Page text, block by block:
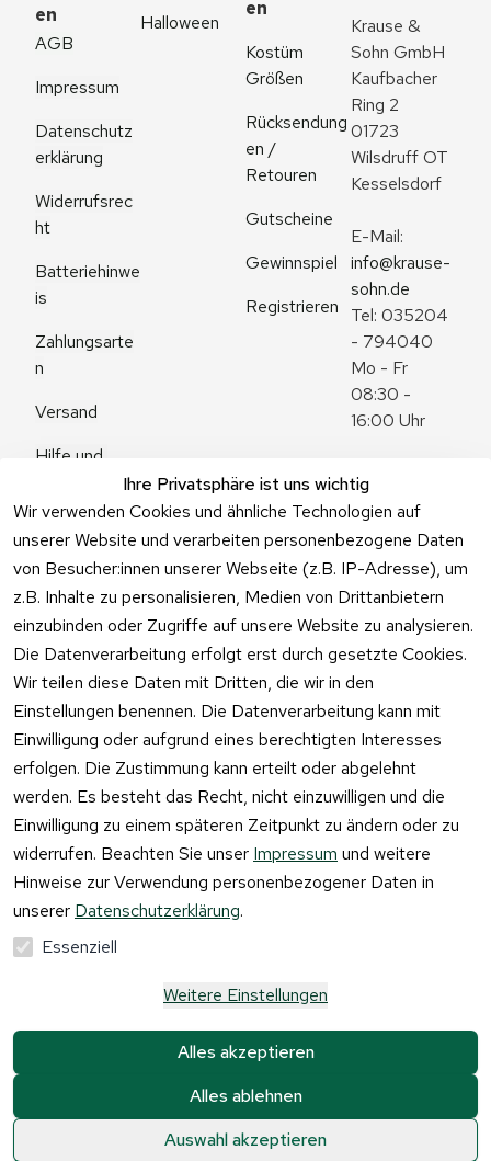
Ihre Privatsphäre ist uns wichtig
Wir verwenden Cookies und ähnliche Technologien auf
unserer Website und verarbeiten personenbezogene Daten
von Besucher:innen unserer Webseite (z.B. IP-Adresse), um
z.B. Inhalte zu personalisieren, Medien von Drittanbietern
einzubinden oder Zugriffe auf unsere Website zu analysieren.
Die Datenverarbeitung erfolgt erst durch gesetzte Cookies.
Wir teilen diese Daten mit Dritten, die wir in den
Einstellungen benennen. Die Datenverarbeitung kann mit
Einwilligung oder aufgrund eines berechtigten Interesses
erfolgen. Die Zustimmung kann erteilt oder abgelehnt
werden. Es besteht das Recht, nicht einzuwilligen und die
Einwilligung zu einem späteren Zeitpunkt zu ändern oder zu
widerrufen. Beachten Sie unser Impressum und weitere
Hinweise zur Verwendung personenbezogener Daten in
unserer Datenschutzerklärung.
Essenziell
Weitere Einstellungen
Alles akzeptieren
Alles ablehnen
Auswahl akzeptieren
en
AGB
Impressum
Datenschutz
erklärung
Widerrufsrec
ht
Batteriehinwe
is
Zahlungsarte
n
Versand
Hilfe und
Fragen
Halloween
en
Kostüm
Größen
Rücksendung
en /
Retouren
Gutscheine
Gewinnspiel
Registrieren
Krause &
Sohn GmbH
Kaufbacher
Ring 2
01723
Wilsdruff OT
Kesselsdorf
info@krause-
sohn.de
Tel: 035204
- 794040
Mo - Fr
08:30 -
16:00 Uhr
Zum
Kontaktformu
lar
Vertrag
widerrufen
Mehrwertsteuer und zzgl. Versandkosten und
Krause & Sohn GmbH Kaufbacher Ring 2 01723
Kesselsdorf